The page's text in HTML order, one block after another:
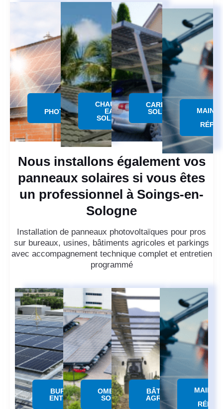
PANNEAU
PHOTOVOLTAÏQUE
CHAUFFE
EAU
SOLAIRE
CARPORT
SOLAIRE
Nous installons également vos
panneaux solaires si vous êtes
un professionnel à Soings-en-
Sologne
Installation de panneaux photovoltaïques pour pros
sur bureaux, usines, bâtiments agricoles et parkings
avec accompagnement technique complet et entretien
programmé
BUREAUX &
ENTREPÔTS
OMBRIERE
SOLAIRE
BÂTIMENTS
AGRICOLES